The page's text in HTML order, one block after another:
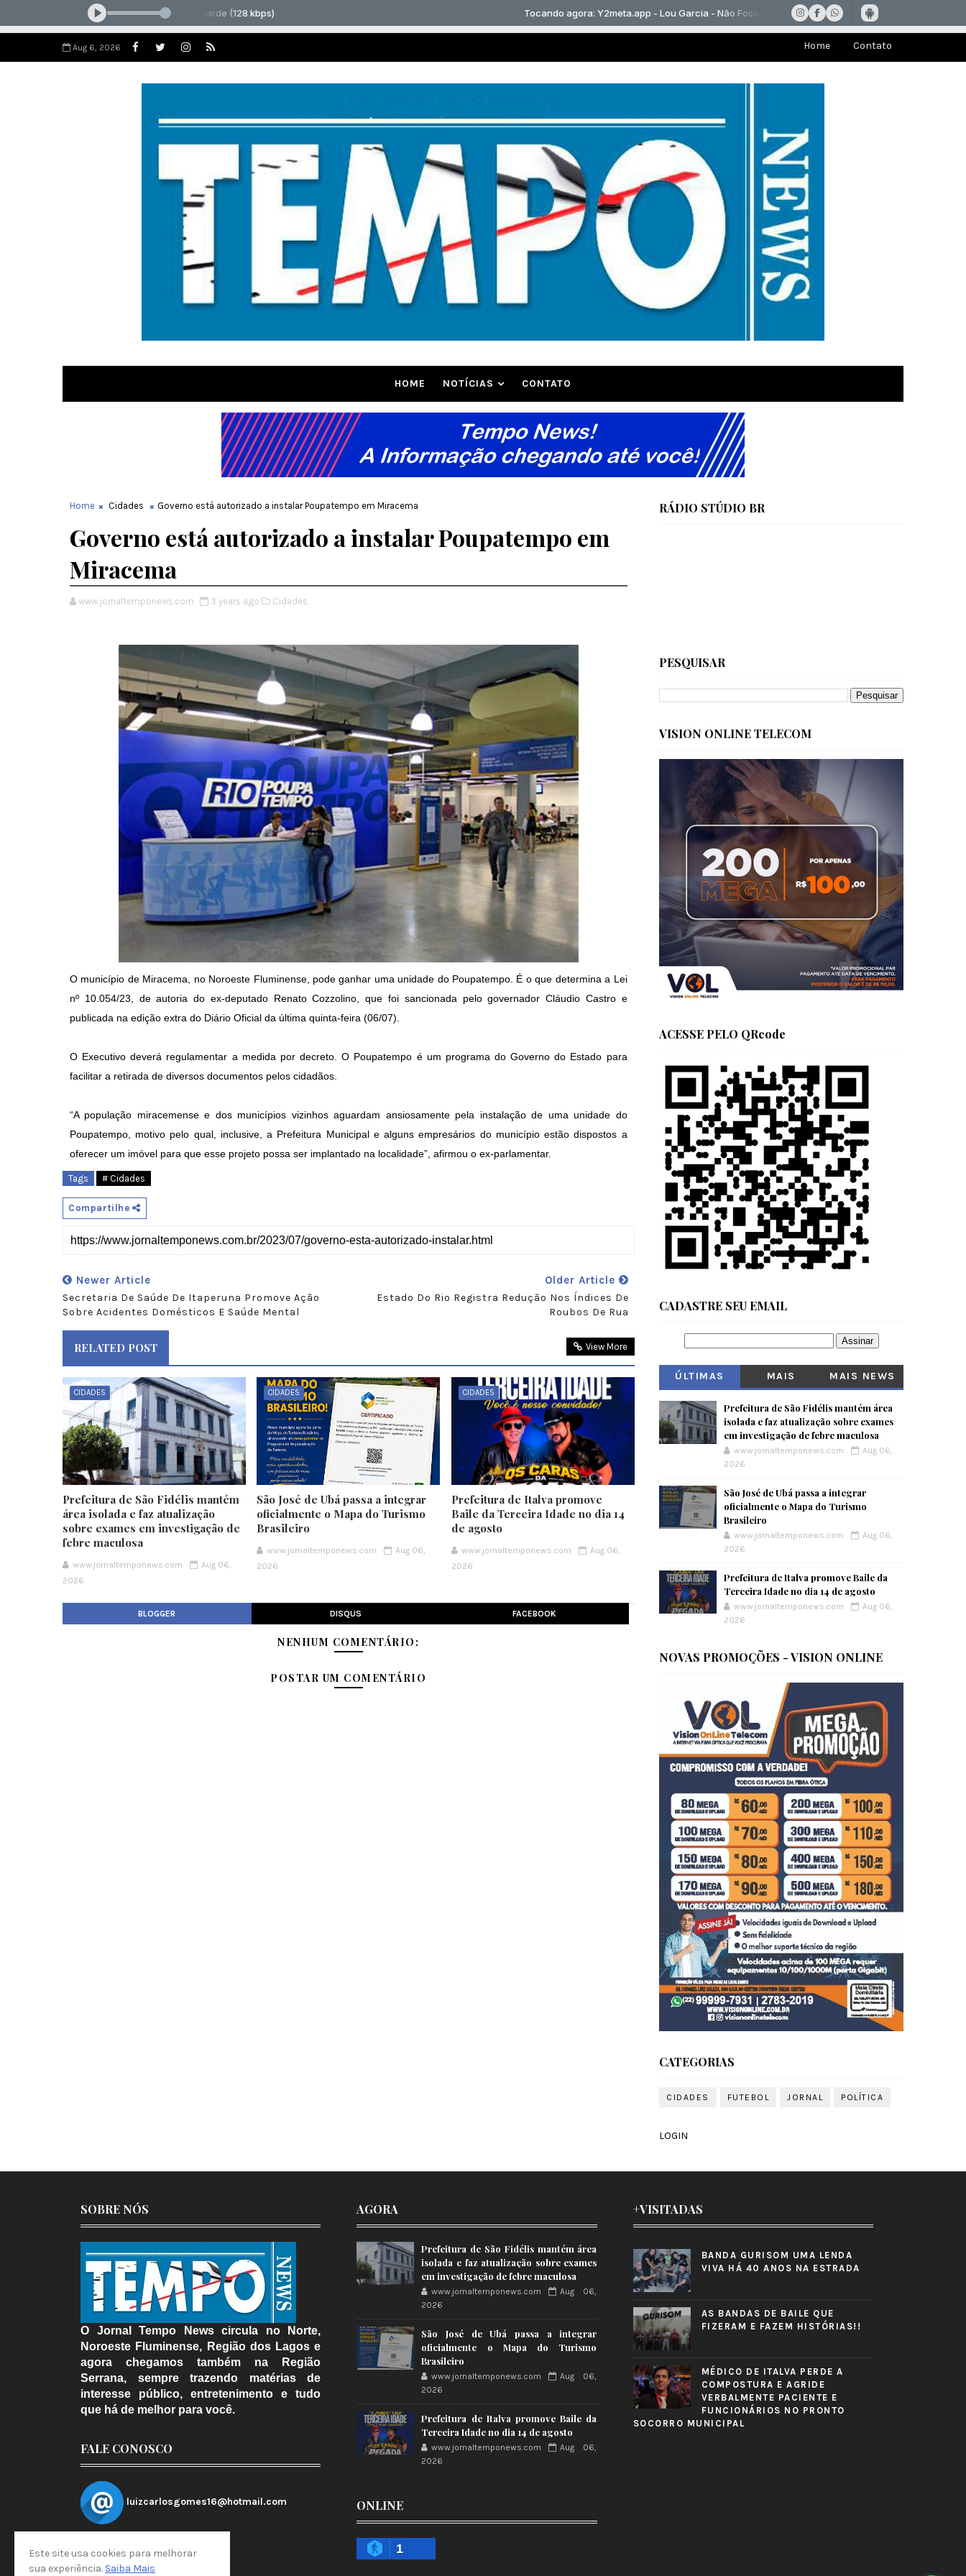
Aug 6, 2026 Home Contato
HOME NOTÍCIAS CONTATO
Home Cidades Governo está autorizado a instalar Poupatempo em Miracema
Governo está autorizado a instalar Poupatempo em
Miracema
www.jornaltemponews.com 3 years ago Cidades,
O município de Miracema, no Noroeste Fluminense, pode ganhar uma unidade do Poupatempo. É o que determina a Lei
nº 10.054/23, de autoria do ex-deputado Renato Cozzolino, que foi sancionada pelo governador Cláudio Castro e
publicada na edição extra do Diário Oficial da última quinta-feira (06/07).
O Executivo deverá regulamentar a medida por decreto. O Poupatempo é um programa do Governo do Estado para
facilitar a retirada de diversos documentos pelos cidadãos.
“A população miracemense e dos municípios vizinhos aguardam ansiosamente pela instalação de uma unidade do
Poupatempo, motivo pelo qual, inclusive, a Prefeitura Municipal e alguns empresários do município estão dispostos a
oferecer um imóvel para que esse projeto possa ser implantado na localidade”, afirmou o ex-parlamentar.
Tags # Cidades
Compartilhe
Newer Article
Secretaria De Saúde De Itaperuna Promove Ação
Sobre Acidentes Domésticos E Saúde Mental
Older Article
Estado Do Rio Registra Redução Nos Índices De
Roubos De Rua
RELATED POST View More
CIDADES
Prefeitura de São Fidélis mantém
área isolada e faz atualização
sobre exames em investigação de
febre maculosa
www.jornaltemponews.com
Aug 06,
2026
CIDADES
São José de Ubá passa a integrar
oficialmente o Mapa do Turismo
Brasileiro
www.jornaltemponews.com
Aug 06,
2026
CIDADES
Prefeitura de Italva promove
Baile da Terceira Idade no dia 14
de agosto
www.jornaltemponews.com
Aug 06,
2026
BLOGGER DISQUS FACEBOOK
NENHUM COMENTÁRIO:
POSTAR UM COMENTÁRIO
RÁDIO STÚDIO BR
PESQUISAR
VISION ONLINE TELECOM
ACESSE PELO QRcode
CADASTRE SEU EMAIL
ÚLTIMAS
MAIS
MAIS NEWS
Prefeitura de São Fidélis mantém área
isolada e faz atualização sobre exames
em investigação de febre maculosa
www.jornaltemponews.com
Aug 06,
2026
São José de Ubá passa a integrar
oficialmente o Mapa do Turismo
Brasileiro
www.jornaltemponews.com
Aug 06,
2026
Prefeitura de Italva promove Baile da
Terceira Idade no dia 14 de agosto
www.jornaltemponews.com
Aug 06,
2026
NOVAS PROMOÇÕES - VISION ONLINE
CATEGORIAS
CIDADES FUTEBOL JORNAL POLÍTICA
LOGIN
SOBRE NÓS
O Jornal Tempo News circula no Norte,
Noroeste Fluminense, Região dos Lagos e
agora chegamos também na Região
Serrana, sempre trazendo matérias de
interesse público, entretenimento e tudo
que há de melhor para você.
FALE CONOSCO
luizcarlosgomes16@hotmail.com
AGORA
Prefeitura de São Fidélis mantém área
isolada e faz atualização sobre exames
em investigação de febre maculosa
www.jornaltemponews.com
Aug 06,
2026
São José de Ubá passa a integrar
oficialmente o Mapa do Turismo
Brasileiro
www.jornaltemponews.com
Aug 06,
2026
Prefeitura de Italva promove Baile da
Terceira Idade no dia 14 de agosto
www.jornaltemponews.com
Aug 06,
2026
ONLINE
1
+VISITADAS
BANDA GURISOM UMA LENDA
VIVA HÁ 40 ANOS NA ESTRADA
AS BANDAS DE BAILE QUE
FIZERAM E FAZEM HISTÓRIAS!!
MÉDICO DE ITALVA PERDE A
COMPOSTURA E AGRIDE
VERBALMENTE PACIENTE E
FUNCIONÁRIOS NO PRONTO
SOCORRO MUNICIPAL
Este site usa cookies para melhorar
sua experiência. Saiba Mais